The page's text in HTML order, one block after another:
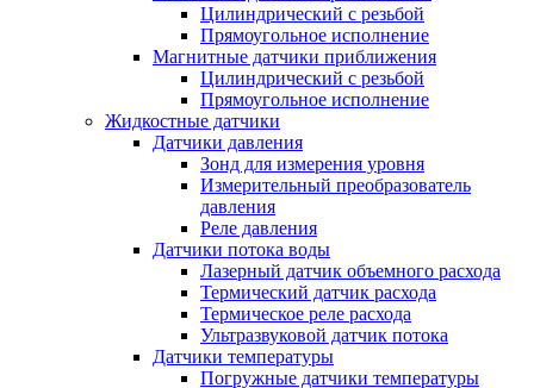
Цилиндрический с резьбой
Прямоугольное исполнение
Магнитные датчики приближения
Цилиндрический с резьбой
Прямоугольное исполнение
Жидкостные датчики
Датчики давления
Зонд для измерения уровня
Измерительный преобразователь
давления
Реле давления
Датчики потока воды
Лазерный датчик объемного расхода
Термический датчик расхода
Термическое реле расхода
Ультразвуковой датчик потока
Датчики температуры
Погружные датчики температуры